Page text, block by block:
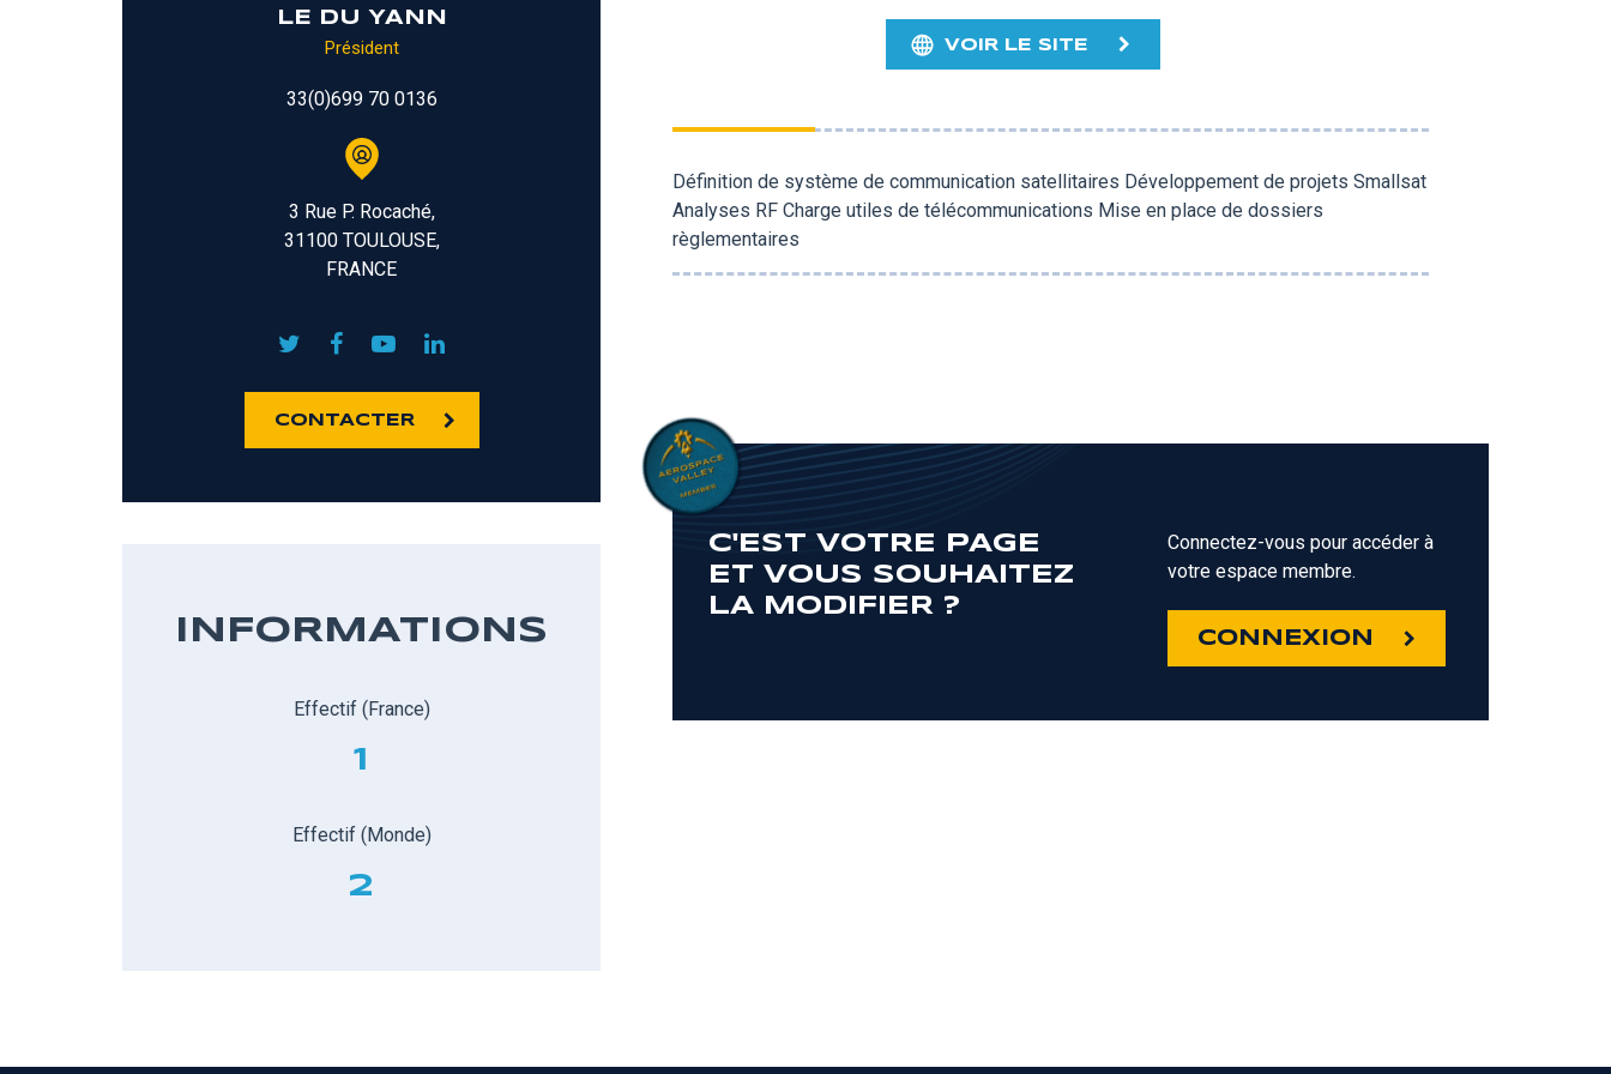
LE DU YANN
Président
33(0)699 70 0136
3 Rue P. Rocaché,
31100 TOULOUSE,
FRANCE
CONTACTER
INFORMATIONS
Effectif (France)
1
Effectif (Monde)
2
VOIR LE SITE
Définition de système de communication satellitaires Développement de projets Smallsat
Analyses RF Charge utiles de télécommunications Mise en place de dossiers
règlementaires
C'EST VOTRE PAGE
ET VOUS SOUHAITEZ
LA MODIFIER ?
Connectez-vous pour accéder à
votre espace membre.
CONNEXION